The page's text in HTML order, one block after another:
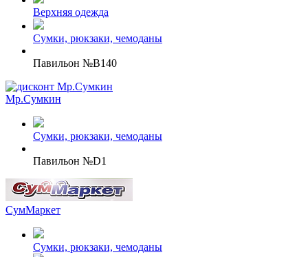
Верхняя одежда
Сумки, рюкзаки, чемоданы
Павильон №B140
Мр.Сумкин
Сумки, рюкзаки, чемоданы
Павильон №D1
СумМаркет
Сумки, рюкзаки, чемоданы